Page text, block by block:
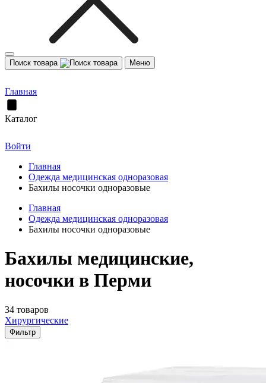
Поиск товара Меню
Главная
Каталог
Войти
Главная
Одежда медицинская одноразовая
Бахилы носочки одноразовые
Главная
Одежда медицинская одноразовая
Бахилы носочки одноразовые
Бахилы медицинские,
носочки в Перми
34 товаров
Хирургические
Фильтр